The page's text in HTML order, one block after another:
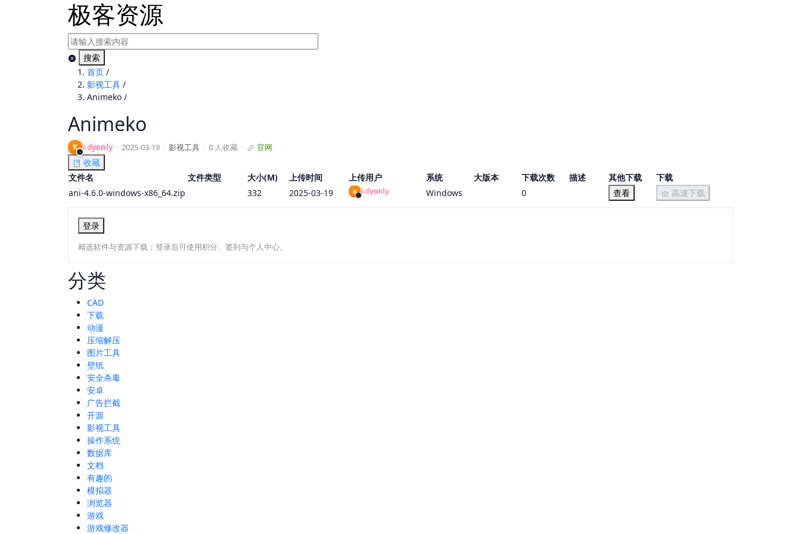
极客资源
搜索
首页 /
影视工具 /
Animeko /
Animeko
K kdyonly · 2025-03-19 · 影视工具 · 0 人收藏 · 官网
收藏
文件名
文件类型 大小(M) 上传时间 上传用户 系统 大版本 下载次数 描述 其他下载
下载
ani-4.6.0-windows-x86_64.zip
332 2025-03-19 K kdyonly Windows 0 查看 高速下载
登录
精选软件与资源下载；登录后可使用积分、签到与个人中心。
分类
CAD
下载
动漫
压缩解压
图片工具
壁纸
安全杀毒
安卓
广告拦截
开源
影视工具
操作系统
数据库
文档
有趣的
模拟器
浏览器
游戏
游戏修改器